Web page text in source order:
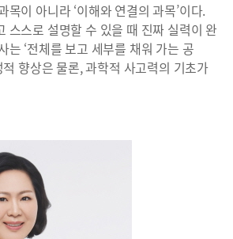
목이 아니라 ‘이해와 연결의 과목’이다.
스스로 설명할 수 있을 때 진짜 실력이 완
는 ‘전체를 보고 세부를 채워 가는 공
적 향상은 물론, 과학적 사고력의 기초가